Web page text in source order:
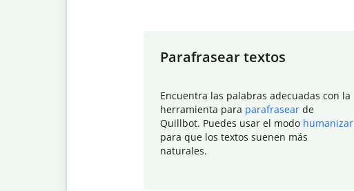
Parafrasear textos
Encuentra las palabras adecuadas con la
herramienta para parafrasear de
Quillbot. Puedes usar el modo humanizar
para que los textos suenen más
naturales.